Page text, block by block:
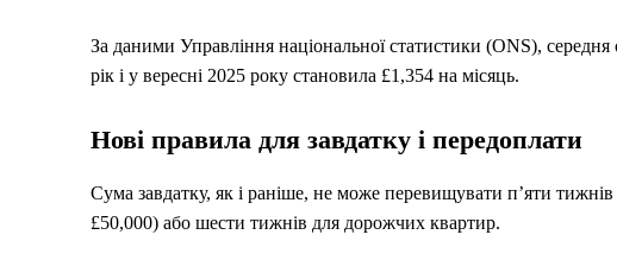
За даними Управління національної статистики (ONS),
рік і у вересні 2025 року становила £1,354 на місяць.
Нові правила для завдатку і передоплати
Сума завдатку, як і раніше, не може перевищувати п’яти
£50,000) або шести тижнів для дорожчих квартир.